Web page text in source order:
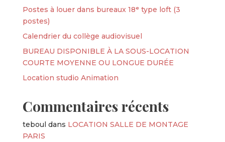
Postes à louer dans bureaux 18ᵉ type loft (3
postes)
Calendrier du collège audiovisuel
BUREAU DISPONIBLE À LA SOUS-LOCATION
COURTE MOYENNE OU LONGUE DURÉE
Location studio Animation
Commentaires récents
teboul dans LOCATION SALLE DE MONTAGE
PARIS